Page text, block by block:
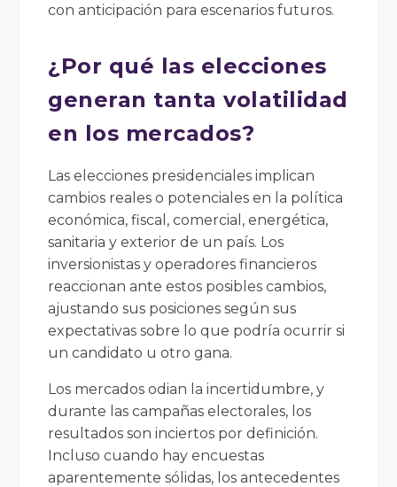
con anticipación para escenarios futuros.
¿Por qué las elecciones
generan tanta volatilidad
en los mercados?
Las elecciones presidenciales implican
cambios reales o potenciales en la política
económica, fiscal, comercial, energética,
sanitaria y exterior de un país. Los
inversionistas y operadores financieros
reaccionan ante estos posibles cambios,
ajustando sus posiciones según sus
expectativas sobre lo que podría ocurrir si
un candidato u otro gana.
Los mercados odian la incertidumbre, y
durante las campañas electorales, los
resultados son inciertos por definición.
Incluso cuando hay encuestas
aparentemente sólidas, los antecedentes